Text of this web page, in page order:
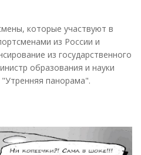
которые участвуют в
из России и
из государственного
образования и науки
панорама".